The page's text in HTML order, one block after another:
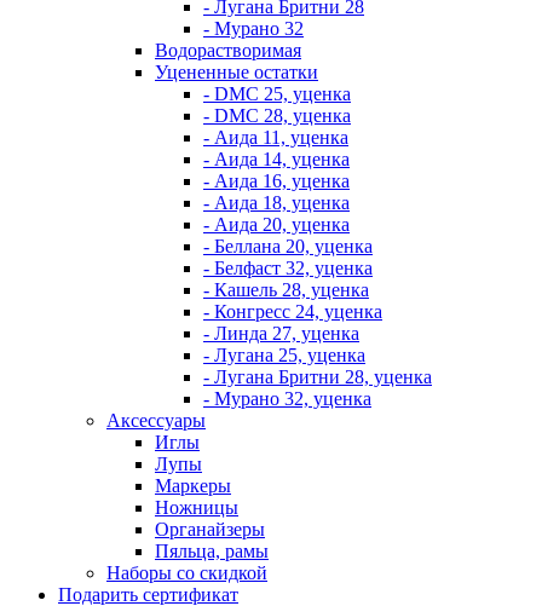
- Лугана Бритни 28
- Мурано 32
Водорастворимая
Уцененные остатки
- DMC 25, уценка
- DMC 28, уценка
- Аида 11, уценка
- Аида 14, уценка
- Аида 16, уценка
- Аида 18, уценка
- Аида 20, уценка
- Беллана 20, уценка
- Белфаст 32, уценка
- Кашель 28, уценка
- Конгресс 24, уценка
- Линда 27, уценка
- Лугана 25, уценка
- Лугана Бритни 28, уценка
- Мурано 32, уценка
Аксессуары
Иглы
Лупы
Маркеры
Ножницы
Органайзеры
Пяльца, рамы
Наборы со скидкой
Подарить сертификат